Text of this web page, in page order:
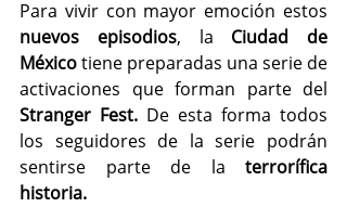
nuevos episodios, la Ciudad de
México tiene preparadas una serie de
Stranger Fest. De esta forma todos
los seguidores de la serie podrán
sentirse parte de la terrorífica
historia.